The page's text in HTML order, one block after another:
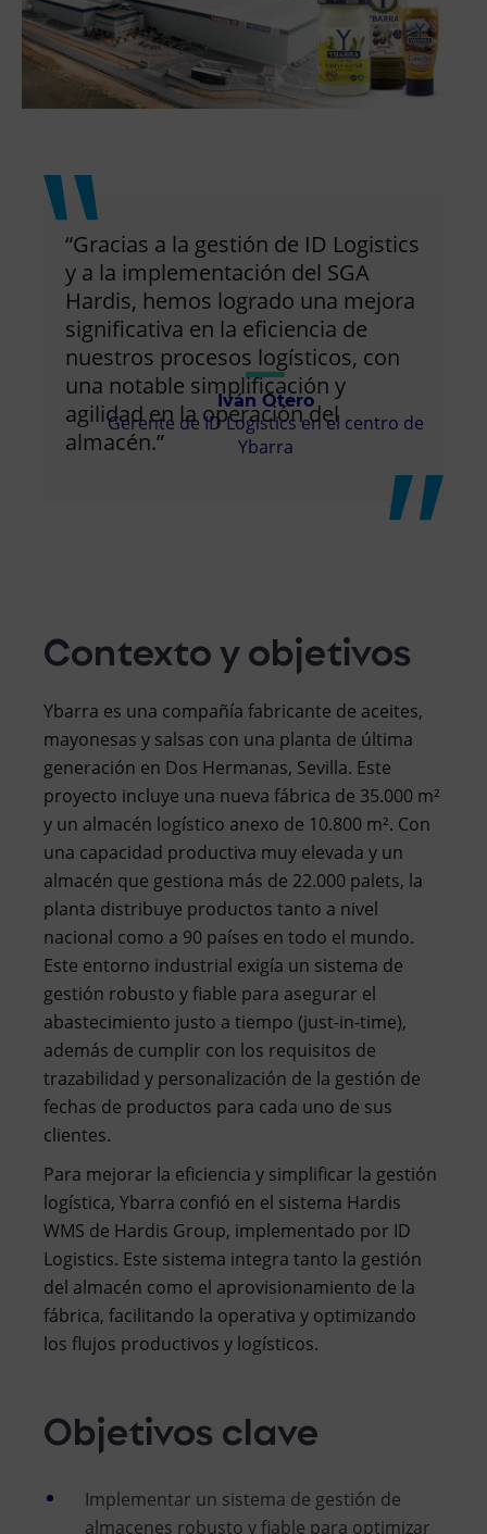
“Gracias a la gestión de ID Logistics
y a la implementación del SGA
Hardis, hemos logrado una mejora
significativa en la eficiencia de
nuestros procesos logísticos, con
una notable simplificación y
agilidad en la operación del
almacén.”
Iván Otero
Gerente de ID Logistics en el centro de
Ybarra
Contexto y objetivos
Ybarra es una compañía fabricante de aceites,
mayonesas y salsas con una planta de última
generación en Dos Hermanas, Sevilla. Este
proyecto incluye una nueva fábrica de 35.000 m²
y un almacén logístico anexo de 10.800 m². Con
una capacidad productiva muy elevada y un
almacén que gestiona más de 22.000 palets, la
planta distribuye productos tanto a nivel
nacional como a 90 países en todo el mundo.
Este entorno industrial exigía un sistema de
gestión robusto y fiable para asegurar el
abastecimiento justo a tiempo (just-in-time),
además de cumplir con los requisitos de
trazabilidad y personalización de la gestión de
fechas de productos para cada uno de sus
clientes.
Para mejorar la eficiencia y simplificar la gestión
logística, Ybarra confió en el sistema Hardis
WMS de Hardis Group, implementado por ID
Logistics. Este sistema integra tanto la gestión
del almacén como el aprovisionamiento de la
fábrica, facilitando la operativa y optimizando
los flujos productivos y logísticos.
Objetivos clave
Implementar un sistema de gestión de
almacenes robusto y fiable para optimizar